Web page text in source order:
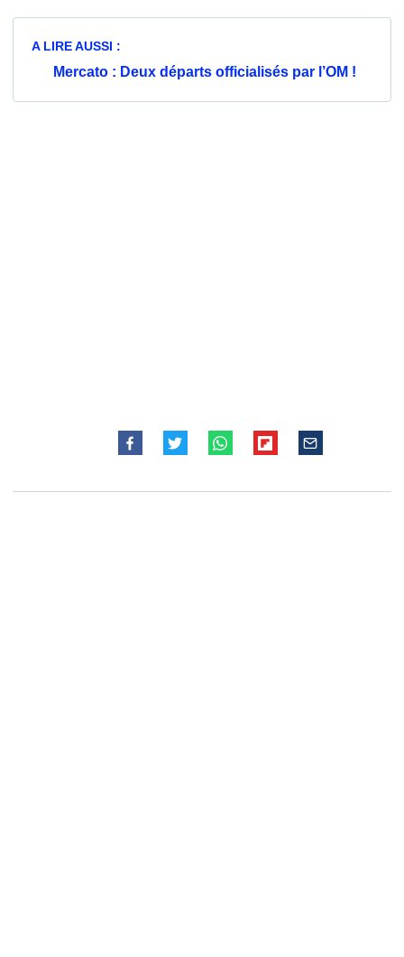
A LIRE AUSSI :
Mercato : Deux départs officialisés par l’OM !